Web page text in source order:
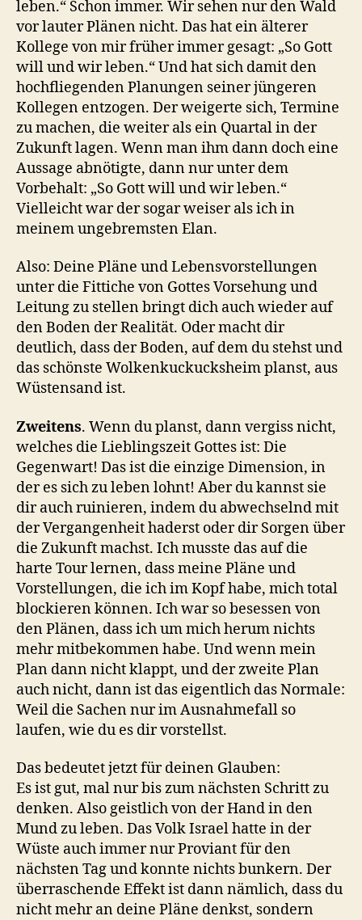
leben.“ Schon immer. Wir sehen nur den Wald
vor lauter Plänen nicht. Das hat ein älterer
Kollege von mir früher immer gesagt: „So Gott
will und wir leben.“ Und hat sich damit den
hochfliegenden Planungen seiner jüngeren
Kollegen entzogen. Der weigerte sich, Termine
zu machen, die weiter als ein Quartal in der
Zukunft lagen. Wenn man ihm dann doch eine
Aussage abnötigte, dann nur unter dem
Vorbehalt: „So Gott will und wir leben.“
Vielleicht war der sogar weiser als ich in
meinem ungebremsten Elan.
Also: Deine Pläne und Lebensvorstellungen
unter die Fittiche von Gottes Vorsehung und
Leitung zu stellen bringt dich auch wieder auf
den Boden der Realität. Oder macht dir
deutlich, dass der Boden, auf dem du stehst und
das schönste Wolkenkuckucksheim planst, aus
Wüstensand ist.
Zweitens. Wenn du planst, dann vergiss nicht,
welches die Lieblingszeit Gottes ist: Die
Gegenwart! Das ist die einzige Dimension, in
der es sich zu leben lohnt! Aber du kannst sie
dir auch ruinieren, indem du abwechselnd mit
der Vergangenheit haderst oder dir Sorgen über
die Zukunft machst. Ich musste das auf die
harte Tour lernen, dass meine Pläne und
Vorstellungen, die ich im Kopf habe, mich total
blockieren können. Ich war so besessen von
den Plänen, dass ich um mich herum nichts
mehr mitbekommen habe. Und wenn mein
Plan dann nicht klappt, und der zweite Plan
auch nicht, dann ist das eigentlich das Normale:
Weil die Sachen nur im Ausnahmefall so
laufen, wie du es dir vorstellst.
Das bedeutet jetzt für deinen Glauben:
Es ist gut, mal nur bis zum nächsten Schritt zu
denken. Also geistlich von der Hand in den
Mund zu leben. Das Volk Israel hatte in der
Wüste auch immer nur Proviant für den
nächsten Tag und konnte nichts bunkern. Der
überraschende Effekt ist dann nämlich, dass du
nicht mehr an deine Pläne denkst, sondern